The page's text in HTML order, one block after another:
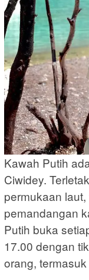
Kawah Putih
Ciwidey.
permukaan
pemandangan
Putih buka
17.00 dengan
orang,